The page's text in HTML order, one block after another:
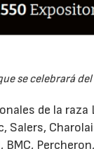
se celebrará
de la
Salers,
2026